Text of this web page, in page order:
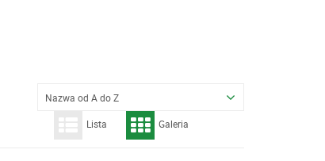
Nazwa od A do Z
Lista Galeria